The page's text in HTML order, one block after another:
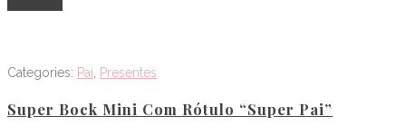
Categories: Pai Presentes
Super Bock Mini Com Rótulo “Super Pai”